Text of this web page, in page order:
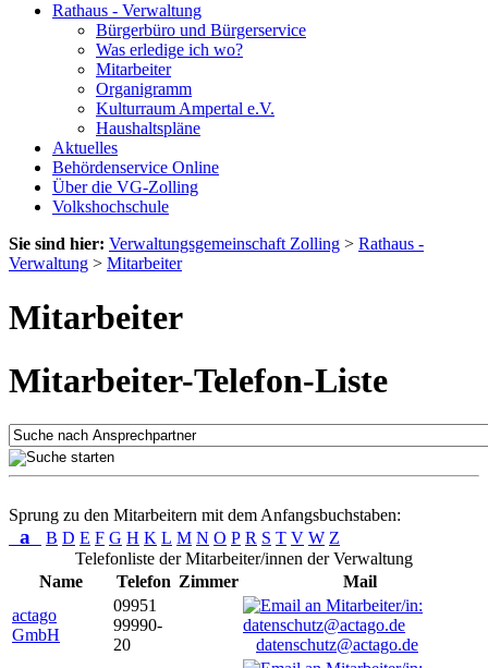
Rathaus - Verwaltung
Bürgerbüro und Bürgerservice
Was erledige ich wo?
Mitarbeiter
Organigramm
Kulturraum Ampertal e.V.
Haushaltspläne
Aktuelles
Behördenservice Online
Über die VG-Zolling
Volkshochschule
Sie sind hier: Verwaltungsgemeinschaft Zolling > Rathaus -
Verwaltung > Mitarbeiter
Mitarbeiter
Mitarbeiter-Telefon-Liste
Sprung zu den Mitarbeitern mit dem Anfangsbuchstaben:
a B D E F G H K L M N O P R S T V W Z
Telefonliste der Mitarbeiter/innen der Verwaltung
Name
Telefon Zimmer
Mail
actago
GmbH
09951
99990-
20
datenschutz@actago.de